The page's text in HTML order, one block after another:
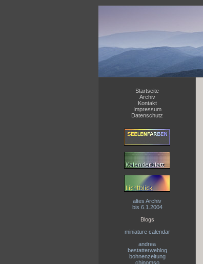
Startseite
Archiv
Kontakt
Impressum
Datenschutz
altes Archiv
bis 6.1.2004
Blogs
miniature calendar
andrea
bestatterweblog
bohnenzeitung
chinomso